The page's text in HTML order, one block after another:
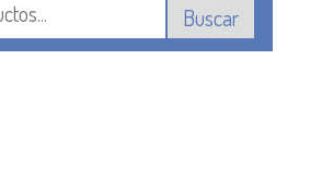
Buscar